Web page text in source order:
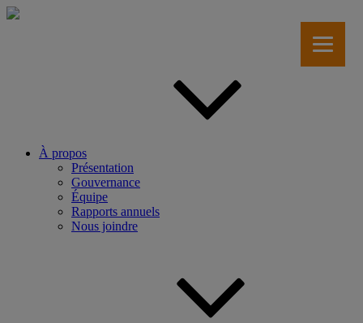
Aller
À propos
Présentation
Gouvernance
Équipe
Rapports annuels
Nous joindre